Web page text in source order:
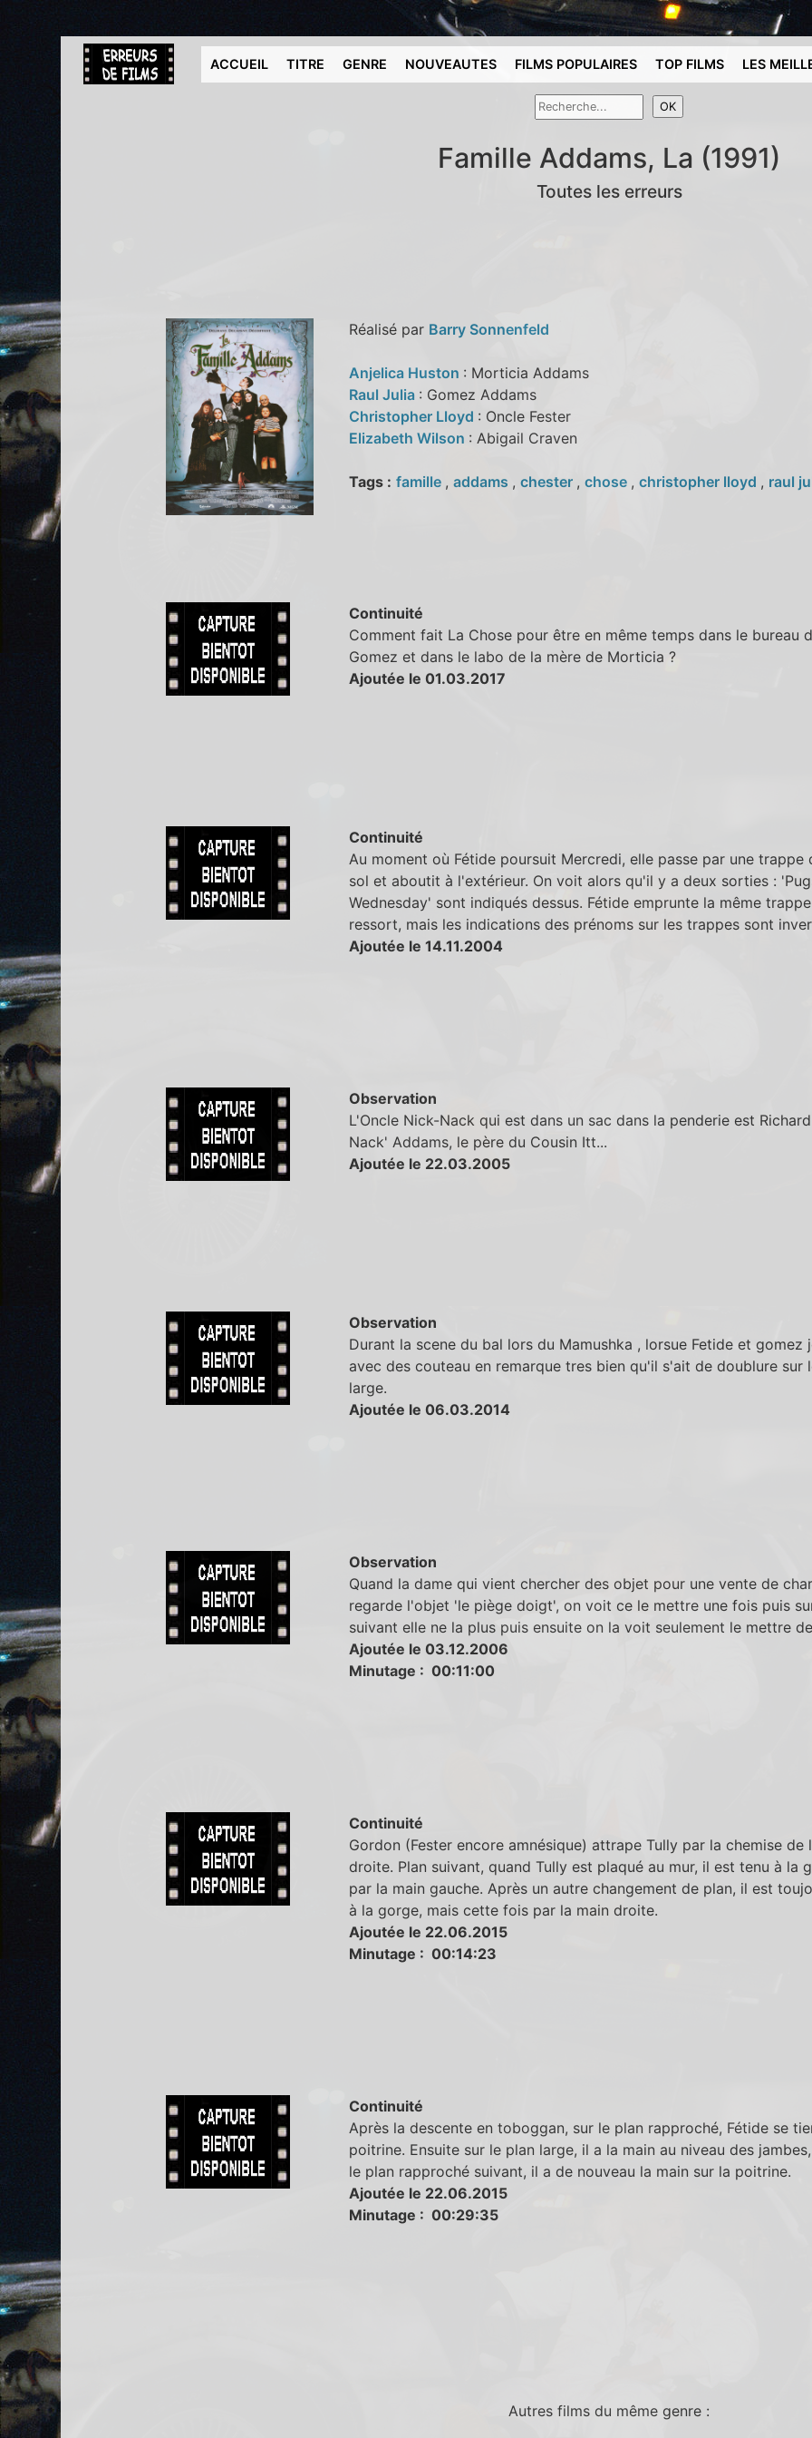
ACCUEIL TITRE GENRE NOUVEAUTES FILMS POPULAIRES TOP FILMS LES
Famille Addams, La (1991)
Toutes les erreurs
Réalisé par Barry Sonnenfeld
Anjelica Huston : Morticia Addams
Raul Julia : Gomez Addams
Christopher Lloyd : Oncle Fester
Elizabeth Wilson : Abigail Craven
Tags : famille , addams , chester , chose , christopher lloyd , raul
Continuité
Comment fait La Chose pour être en même temps dans le bureau
Gomez et dans le labo de la mère de Morticia ?
Ajoutée le 01.03.2017
Continuité
Au moment où Fétide poursuit Mercredi, elle passe par une trappe
sol et aboutit à l'extérieur. On voit alors qu'il y a deux sorties :
Wednesday' sont indiqués dessus. Fétide emprunte la même
ressort, mais les indications des prénoms sur les trappes sont
Ajoutée le 14.11.2004
Observation
L'Oncle Nick-Nack qui est dans un sac dans la penderie est
Nack' Addams, le père du Cousin Itt...
Ajoutée le 22.03.2005
Observation
Durant la scene du bal lors du Mamushka , lorsue Fetide et gomez
avec des couteau en remarque tres bien qu'il s'ait de doublure sur
large.
Ajoutée le 06.03.2014
Observation
Quand la dame qui vient chercher des objet pour une vente de
regarde l'objet 'le piège doigt', on voit ce le mettre une fois puis
suivant elle ne la plus puis ensuite on la voit seulement le mettre
Ajoutée le 03.12.2006
Minutage : 00:11:00
Continuité
Gordon (Fester encore amnésique) attrape Tully par la chemise de
droite. Plan suivant, quand Tully est plaqué au mur, il est tenu à la
par la main gauche. Après un autre changement de plan, il est
à la gorge, mais cette fois par la main droite.
Ajoutée le 22.06.2015
Minutage : 00:14:23
Continuité
Après la descente en toboggan, sur le plan rapproché, Fétide se
poitrine. Ensuite sur le plan large, il a la main au niveau des
le plan rapproché suivant, il a de nouveau la main sur la poitrine.
Ajoutée le 22.06.2015
Minutage : 00:29:35
Autres films du même genre :